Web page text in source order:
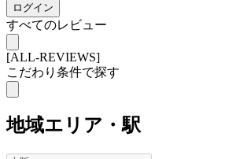
ログイン
すべてのレビュー
[ALL-REVIEWS]
こだわり条件で探す
地域エリア・駅